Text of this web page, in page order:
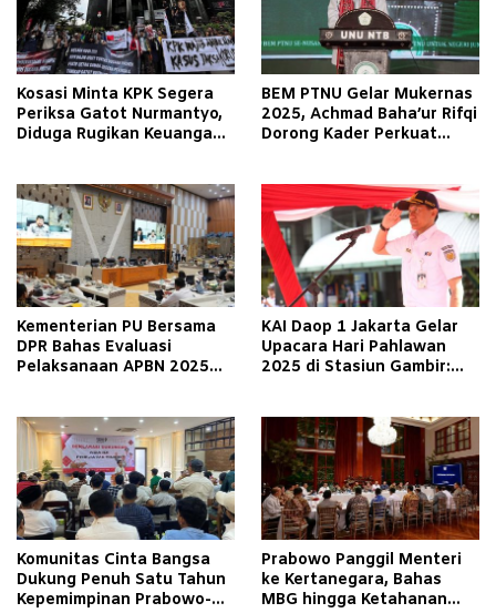
Kosasi Minta KPK Segera
Periksa Gatot Nurmantyo,
Diduga Rugikan Keuangan
BEM PTNU Gelar Mukernas
2025, Achmad Baha’ur Rifqi
Dorong Kader Perkuat
Kementerian PU Bersama
DPR Bahas Evaluasi
Pelaksanaan APBN 2025
KAI Daop 1 Jakarta Gelar
Upacara Hari Pahlawan
2025 di Stasiun Gambir:
Komunitas Cinta Bangsa
Dukung Penuh Satu Tahun
Kepemimpinan Prabowo-
Prabowo Panggil Menteri
ke Kertanegara, Bahas
MBG hingga Ketahanan